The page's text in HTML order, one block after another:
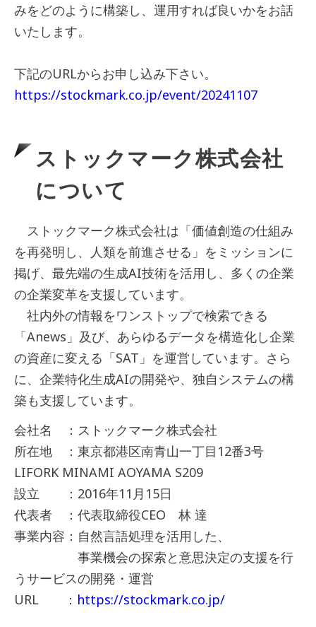
みをどのように構築し、運用すれば良いかをお話
いたします。
下記のURLからお申し込み下さい。
https://stockmark.co.jp/event/20241107
ストックマーク株式会社
について
ストックマーク株式会社は「価値創造の仕組み
を再発明し、人類を前進させる」をミッションに
掲げ、最先端の生成AI技術を活用し、多くの企業
の企業変革を支援しています。
社内外の情報をワンストップで検索できる
「Anews」及び、あらゆるデータを構造化し企業
の資産に変える「SAT」を運営しています。さら
に、企業特化生成AIの開発や、独自システムの構
築も支援しています。
会社名 ：ストックマーク株式会社
所在地 ：東京都港区南青山一丁目12番3号
LIFORK MINAMI AOYAMA S209
設立 ：2016年11月15日
代表者 ：代表取締役CEO 林 達
事業内容：自然言語処理を活用した、
事業機会の探索と意思決定の支援を行
うサービスの開発・運営
URL ： https://stockmark.co.jp/